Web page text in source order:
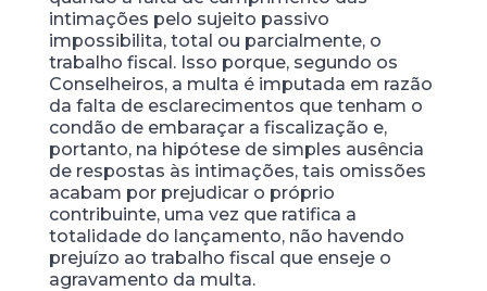
intimações pelo sujeito passivo
impossibilita, total ou parcialmente, o
trabalho fiscal. Isso porque, segundo os
Conselheiros, a multa é imputada em razão
da falta de esclarecimentos que tenham o
condão de embaraçar a fiscalização e,
portanto, na hipótese de simples ausência
de respostas às intimações, tais omissões
acabam por prejudicar o próprio
contribuinte, uma vez que ratifica a
totalidade do lançamento, não havendo
prejuízo ao trabalho fiscal que enseje o
agravamento da multa.